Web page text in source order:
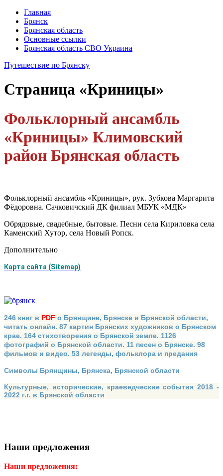
Главная
Брянск
Брянская область
Основные ссылки
Брянская область СВО Украина
Путешествие по Брянску
Страница «Криницы»
Фольклорный ансамбль
«Криницы» Климовский
район Брянская область
Фольклорный ансамбль «Криницы», рук. Зубкова Маргарита
Фёдоровна. Сачковичский ДК филиал МБУК «МДК»
Обрядовые, свадебные, бытовые. Песни села Кириловка села
Каменский Хутор, села Новый Ропск.
Дополнительно
Карта сайта (Sitemap)
246 книг в PDF о Брянщине, Брянске и Брянской области,
читать онлайн. 87 картин Брянских художников о Брянском
крае. 164 стихотворения о Брянской земле. 1126
фотографий о Брянской области. 11 песен о Брянске. 98
фильмов и видео. 53 легенды, фольклора и предания
Символы Брянщины, Брянска, Брянской области
Культурные, исторические, краеведческие события 2018 -
2022 г.г. в Брянской области
Наши предложения
Наши предложения: